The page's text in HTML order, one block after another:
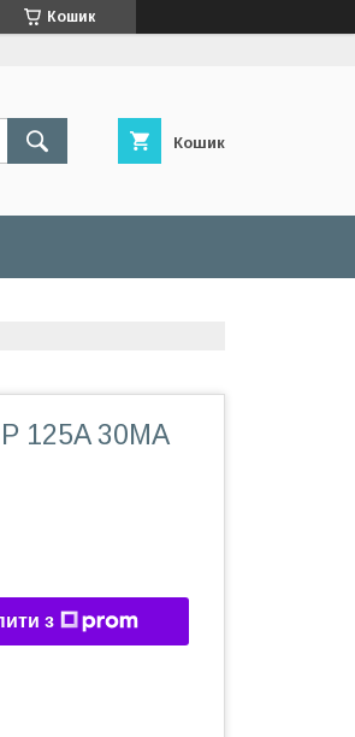
Кошик
Кошик
125A 30МA
з